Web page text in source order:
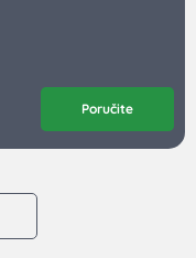
Poručite